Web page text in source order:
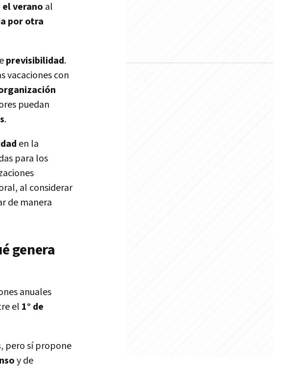
verano al
por otra
previsibilidad.
vacaciones con
puedan
.
en la
para los
al considerar
de manera
genera
anuales
el 1° de
, pero sí propone
y de